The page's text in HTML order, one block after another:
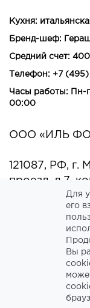
Кухня:
Бренд-шеф:
Средний счет:
Телефон: +7
Часы работы: Пн-
00:00
ООО «ИЛЬ
121087, РФ, г.
проезд, д.7,
ИНН
Для
его
Вы